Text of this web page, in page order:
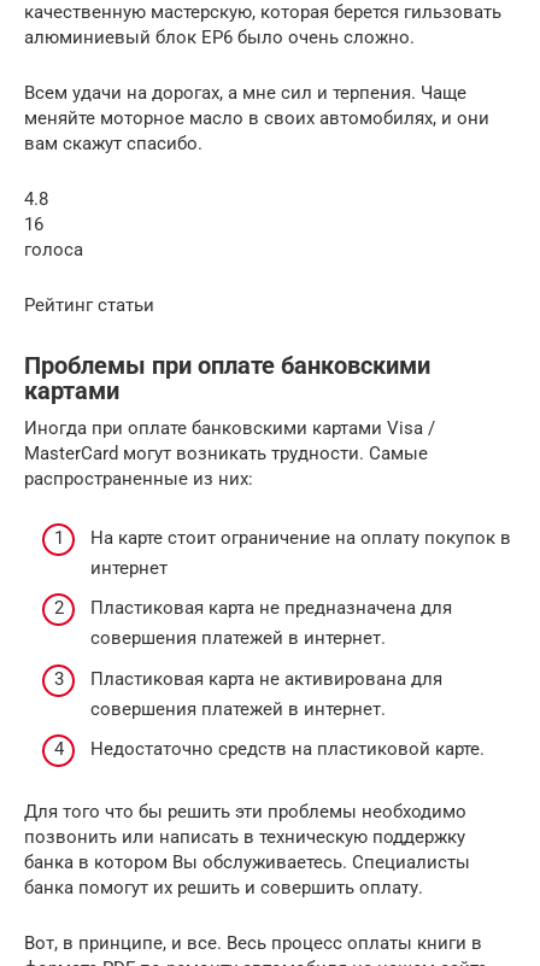
качественную мастерскую, которая берется гильзовать
алюминиевый блок EP6 было очень сложно.
Всем удачи на дорогах, а мне сил и терпения. Чаще
меняйте моторное масло в своих автомобилях, и они
вам скажут спасибо.
4.8
16
голоса
Рейтинг статьи
Проблемы при оплате банковскими
картами
Иногда при оплате банковскими картами Visa /
MasterCard могут возникать трудности. Самые
распространенные из них:
На карте стоит ограничение на оплату покупок в
интернет
Пластиковая карта не предназначена для
совершения платежей в интернет.
Пластиковая карта не активирована для
совершения платежей в интернет.
Недостаточно средств на пластиковой карте.
Для того что бы решить эти проблемы необходимо
позвонить или написать в техническую поддержку
банка в котором Вы обслуживаетесь. Специалисты
банка помогут их решить и совершить оплату.
Вот, в принципе, и все. Весь процесс оплаты книги в